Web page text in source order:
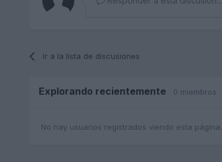
Ir a la lista de discusiones
Explorando recientemente 0 miembros
No hay usuarios registrados viendo esta página.